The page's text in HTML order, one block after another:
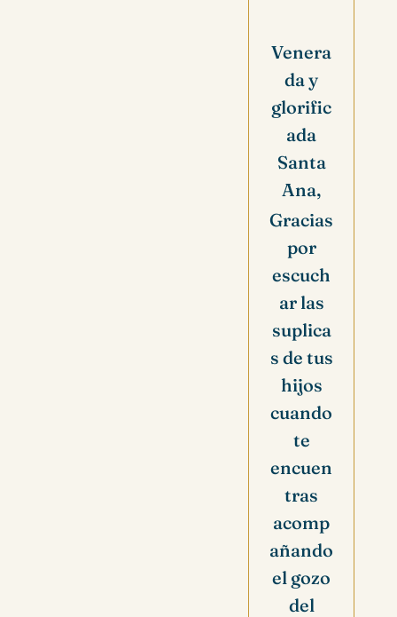
Venera
da y
glorific
ada
Santa
Ana,
Gracias
por
escuch
ar las
suplica
s de tus
hijos
cuando
te
encuen
tras
acomp
añando
el gozo
del